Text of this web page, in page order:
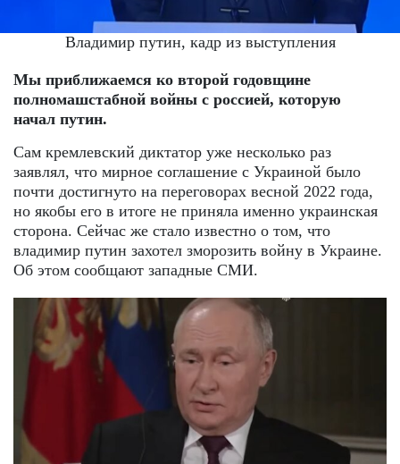
Владимир путин, кадр из выступления
Мы приближаемся ко второй годовщине
полномашстабной войны с россией, которую
начал путин.
Сам кремлевский диктатор уже несколько раз
заявлял, что мирное соглашение с Украиной было
почти достигнуто на переговорах весной 2022 года,
но якобы его в итоге не приняла именно украинская
сторона. Сейчас же стало известно о том, что
владимир путин захотел зморозить войну в Украине.
Об этом сообщают западные СМИ.